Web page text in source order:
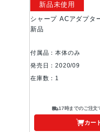
シャープ ACアダプタ
新品
新品未使用
付属品：本体のみ
発売日：2020/09
在庫数：1
17時までのご注文
カー